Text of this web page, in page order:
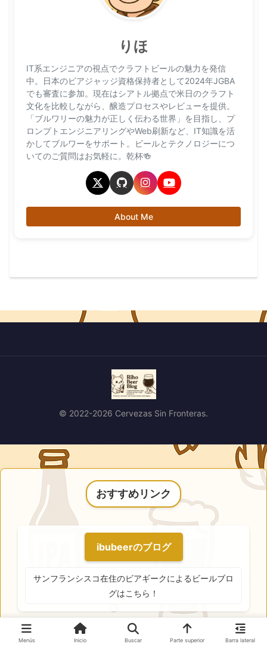
りほ
IT系エンジニアの視点でクラフトビールの魅力を発信
中。日本のビアジャッジ資格保持者として2024年JGBA
でも審査に参加。現在はシアトル拠点で米日のクラフト
文化を比較しながら、醸造プロセスやレビューを提供。
「ブルワリーの魅力が正しく伝わる世界」を目指し、プ
ロンプトエンジニアリングやWeb刷新など、IT知識を活
かしてブルワーをサポート。ビールとテクノロジーにつ
いてのご質問はお気軽に。乾杯🍻
About Me
© 2022-2026 Cervezas Sin Fronteras.
Menús Inicio Buscar Parte superior Barra lateral
おすすめリンク
ibubeerのブログ
サンフランシスコ在住のビアギークによるビールブロ
グはこちら！
日本地ビール協会